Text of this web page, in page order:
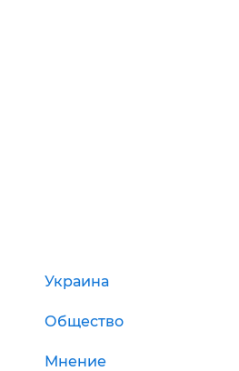
Украина
Общество
Мнение